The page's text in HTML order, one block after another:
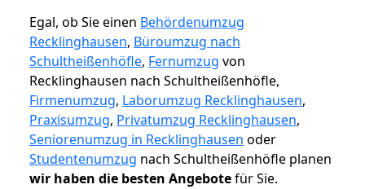
Egal, ob Sie einen Behördenumzug
Recklinghausen, Büroumzug nach
Schultheißenhöfle, Fernumzug von
Recklinghausen nach Schultheißenhöfle,
Firmenumzug, Laborumzug Recklinghausen,
Praxisumzug, Privatumzug Recklinghausen,
Seniorenumzug in Recklinghausen oder
Studentenumzug nach Schultheißenhöfle planen
wir haben die besten Angebotefür Sie.